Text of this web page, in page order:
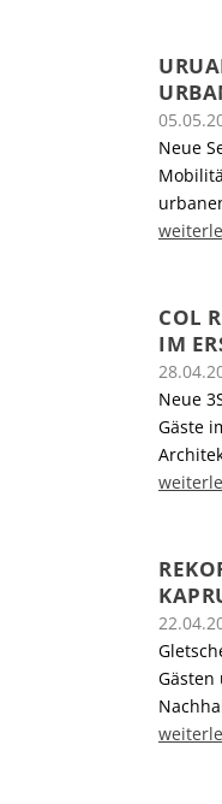
Neue
COL
IM
Neue
Gäste